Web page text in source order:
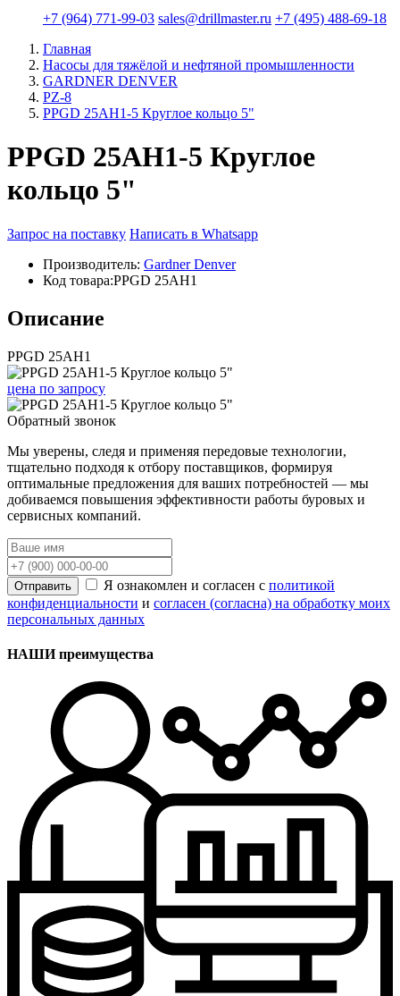
+7 (964) 771-99-03 sales@drillmaster.ru +7 (495) 488-69-18
Главная
Насосы для тяжёлой и нефтяной промышленности
GARDNER DENVER
PZ-8
PPGD 25AH1-5 Круглое кольцо 5"
PPGD 25AH1-5 Круглое
кольцо 5"
Запрос на поставку Написать в Whatsapp
Производитель: Gardner Denver
Код товара:PPGD 25AH1
Описание
PPGD 25AH1
цена по запросу
Обратный звонок
Мы уверены, следя и применяя передовые технологии,
тщательно подходя к отбору поставщиков, формируя
оптимальные предложения для ваших потребностей — мы
добиваемся повышения эффективности работы буровых и
сервисных компаний.
Отправить Я ознакомлен и согласен с политикой
конфиденциальности и согласен (согласна) на обработку моих
персональных данных
НАШИ преимущества